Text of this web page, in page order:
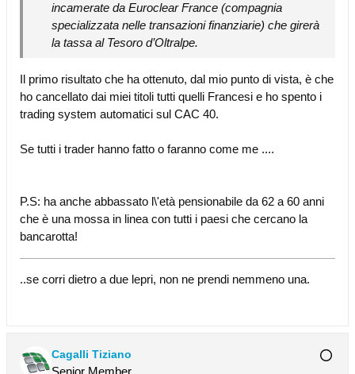
incamerate da Euroclear France (compagnia
specializzata nelle transazioni finanziarie) che girerà
la tassa al Tesoro d’Oltralpe.
Il primo risultato che ha ottenuto, dal mio punto di vista, è che
ho cancellato dai miei titoli tutti quelli Francesi e ho spento i
trading system automatici sul CAC 40.
Se tutti i trader hanno fatto o faranno come me ....
P.S: ha anche abbassato l\'età pensionabile da 62 a 60 anni
che è una mossa in linea con tutti i paesi che cercano la
bancarotta!
..se corri dietro a due lepri, non ne prendi nemmeno una.
Cagalli Tiziano
Senior Member